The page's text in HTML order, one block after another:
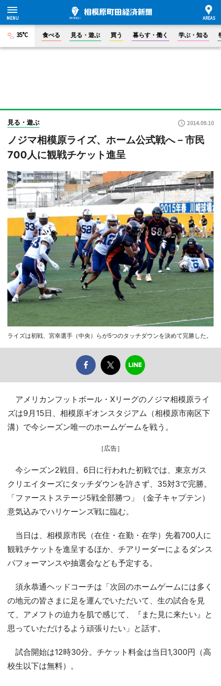
35°C 食べる 見る・遊ぶ 買う 暮らす・働く 学ぶ・知る
見る・遊ぶ 2014.09.10
ノジマ相模原ライズ、ホーム公式戦へ－市民
700人に観戦チケット進呈
ライズは初戦、宮幸選手（中央）らが5つのタッチダウンを決めて完勝した。
アメリカンフットボール・Xリーグのノジマ相模原ライ
ズは9月15日、相模原ギオンスタジアム（相模原市南区下
溝）で今シーズン唯一のホームゲームを戦う。
［広告］
今シーズン2戦目。6日に行われた初戦では、東京ガス
クリエイターズにタッチダウンを許さず、35対3で完勝。
「ファーストステージ5戦全部勝つ」（金子キャプテン）
意気込みでハリケーンズ戦に臨む。
当日は、相模原市民（在住・在勤・在学）先着700人に
観戦チケットを進呈するほか、チアリーダーによるダンス
パフォーマンスや抽選会なども予定する。
須永恭通ヘッドコーチは「次回のホームゲームには多く
の地元の皆さまに足を運んでいただいて、生の試合を見
て、アメフトの迫力を肌で感じて、『また見に来たい』と
思っていただけるよう頑張りたい」と話す。
試合開始は12時30分。チケット料金は当日1,300円（高
校生以下は無料）。